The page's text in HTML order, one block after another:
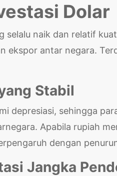
Dolar
selalu naik dan relatif
ekspor antar negara.
Stabil
depresiasi, sehingga
Apabila rupiah
dengan
Jangka